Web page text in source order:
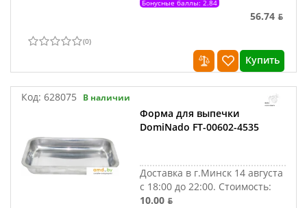
Бонусные баллы: 2.84
56.74 ƃ
(0)
Купить
Код: 628075 В наличии
Форма для выпечки
DomiNado FT-00602-4535
Доставка в г.Минск 14 августа
с 18:00 до 22:00. Стоимость:
10.00 ƃ